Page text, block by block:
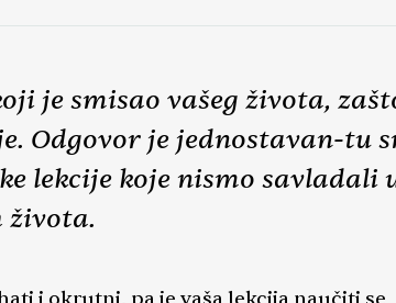
je smisao vašeg života,
Odgovor je jednostavan-tu
lekcije koje nismo savladali
života.